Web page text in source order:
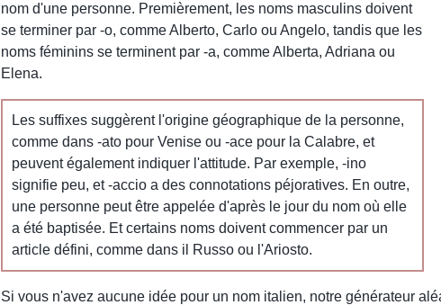
nom d'une personne. Premièrement, les noms masculins doivent
se terminer par -o, comme Alberto, Carlo ou Angelo, tandis que les
noms féminins se terminent par -a, comme Alberta, Adriana ou
Elena.
Les suffixes suggèrent l'origine géographique de la personne,
comme dans -ato pour Venise ou -ace pour la Calabre, et
peuvent également indiquer l'attitude. Par exemple, -ino
signifie peu, et -accio a des connotations péjoratives. En outre,
une personne peut être appelée d'après le jour du nom où elle
a été baptisée. Et certains noms doivent commencer par un
article défini, comme dans il Russo ou l'Ariosto.
Si vous n'avez aucune idée pour un nom italien, notre générateur